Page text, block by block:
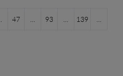
47 93 139